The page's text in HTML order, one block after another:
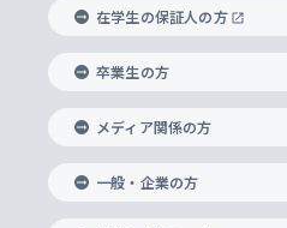
外国語学部
総合グローバル学部
国際教養学部
理工学部
思考と表現
データサイエンス
上智大学で学ぶ
海外で学ぶ
大学院
神学研究科
実践宗教学研究科
助産学専攻科
生涯学習
グローバル・コンサー
比較文化研究所
ヨーロッパ研究所
アジア文化研究所
重点領域研究・自由課
研究活動に関する法令
心身の健康相談
ハラスメント防止の取
障がいのある学生への
キャリア形成サポート
キャリア形成支援プロ
就職（内定先）・進路
住まいのサポート
研究生・外国人特別研
交換留学生(海外大学
ノンディグリー生
上智大学の理念
上智大学の沿革
ソフィア・アーカイブ
上智大学とカトリック
グローバルエンゲージ
上智大学を訪れた世界
国連Weeks・アフリ
上智大学公式ソーシャ
学校法人上智学院につ
在学生の保証人の方
卒業生の方
メディア関係の方
一般・企業の方